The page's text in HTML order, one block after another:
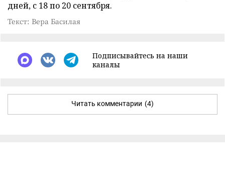
дней, с 18 по 20 сентября.
Текст: Вера Басилая
Подписывайтесь на наши
каналы
Читать комментарии (4)